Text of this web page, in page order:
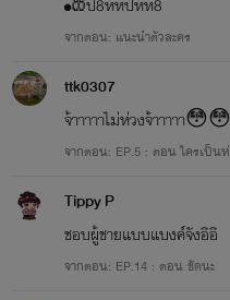
จากตอน: แนะนำตัวละคร
ttk0307
จ้าาาาาไม่ห่วงจ้าาาาา
จากตอน: EP.5 : ตอน ใครเป็น
Tippy P
ชอบผู้ชายแบบแบงค์จังอิอิ
จากตอน: EP.14 : ตอน ชัดนะ